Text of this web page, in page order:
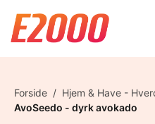
Forside / Hjem & Have -
AvoSeedo - dyrk avokado